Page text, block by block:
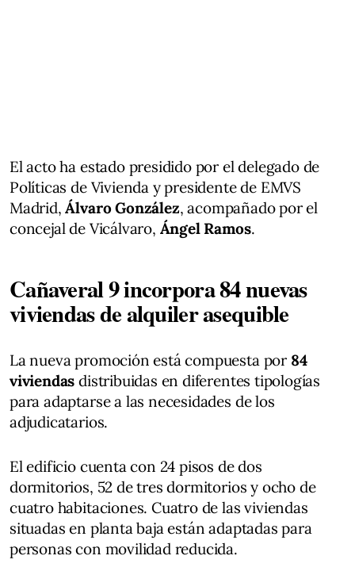
El acto ha estado presidido por el delegado de
Políticas de Vivienda y presidente de EMVS
Madrid,Álvaro González, acompañado por el
concejal de Vicálvaro, Ángel Ramos.
Cañaveral 9 incorpora 84 nuevas
viviendas de alquiler asequible
La nueva promoción está compuesta por 84
viviendas distribuidas en diferentes tipologías
para adaptarse a las necesidades de los
adjudicatarios.
El edificio cuenta con 24 pisos de dos
dormitorios, 52 de tres dormitorios y ocho de
cuatro habitaciones. Cuatro de las viviendas
situadas en planta baja están adaptadas para
personas con movilidad reducida.